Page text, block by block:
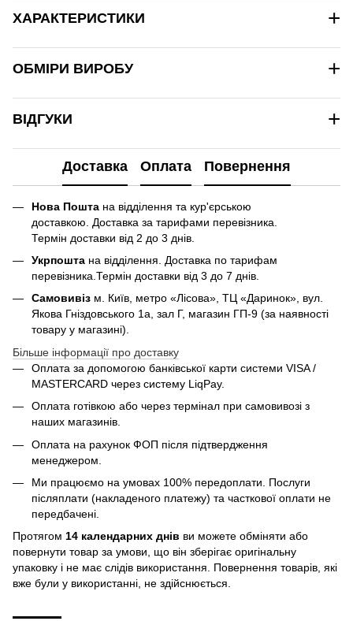
ХАРАКТЕРИСТИКИ +
ОБМІРИ ВИРОБУ +
ВІДГУКИ +
Доставка Оплата Повернення
Нова Пошта на відділення та кур'єрською
доставкою. Доставка за тарифами перевізника.
Термін доставки від 2 до 3 днів.
Укрпошта на відділення. Доставка по тарифам
перевізника.Термін доставки від 3 до 7 днів.
Самовивіз м. Київ, метро «Лісова», ТЦ «Даринок», вул.
Якова Гніздовського 1а, зал Г, магазин ГП-9 (за наявності
товару у магазині).
Більше інформації про доставку
Оплата за допомогою банківської карти системи VISA /
MASTERCARD через систему LiqPay.
Оплата готівкою або через термінал при самовивозі з
наших магазинів.
Оплата на рахунок ФОП після підтвердження
менеджером.
Ми працюємо на умовах 100% передоплати. Послуги
післяплати (накладеного платежу) та часткової оплати не
передбачені.
Протягом 14 календарних днів ви можете обміняти або
повернути товар за умови, що він зберігає оригінальну
упаковку і не має слідів використання. Повернення товарів, які
вже були у використанні, не здійснюється.